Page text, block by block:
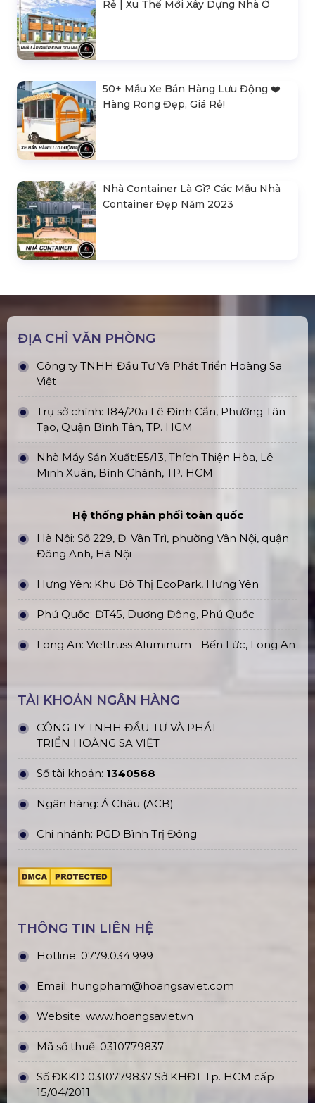
Rẻ | Xu Thế Mới Xây Dựng Nhà Ở
50+ Mẫu Xe Bán Hàng Lưu Động ❤️️
Hàng Rong Đẹp, Giá Rẻ!
Nhà Container Là Gì? Các Mẫu Nhà
Container Đẹp Năm 2023
ĐỊA CHỈ VĂN PHÒNG
Công ty TNHH Đầu Tư Và Phát Triển Hoàng Sa
Việt
Trụ sở chính: 184/20a Lê Đình Cẩn, Phường Tân
Tạo, Quận Bình Tân, TP. HCM
Nhà Máy Sản Xuất:E5/13, Thích Thiện Hòa, Lê
Minh Xuân, Bình Chánh, TP. HCM
Hệ thống phân phối toàn quốc
Hà Nội: Số 229, Đ. Vân Trì, phường Vân Nội, quận
Đông Anh, Hà Nội
Hưng Yên: Khu Đô Thị EcoPark, Hưng Yên
Phú Quốc: ĐT45, Dương Đông, Phú Quốc
Long An: Viettruss Aluminum - Bến Lức, Long An
TÀI KHOẢN NGÂN HÀNG
CÔNG TY TNHH ĐẦU TƯ VÀ PHÁT
TRIỂN HOÀNG SA VIỆT
Số tài khoản: 1340568
Ngân hàng: Á Châu (ACB)
Chi nhánh: PGD Bình Trị Đông
THÔNG TIN LIÊN HỆ
Hotline: 0779.034.999
Email: hungpham@hoangsaviet.com
Website: www.hoangsaviet.vn
Mã số thuế: 0310779837
Số ĐKKD 0310779837 Sở KHĐT Tp. HCM cấp
15/04/2011